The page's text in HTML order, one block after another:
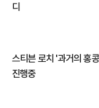
디
스티븐 로치 '과거의 홍
진행중